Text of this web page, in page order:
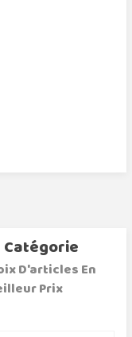
Catégorie
D'articles En
Prix